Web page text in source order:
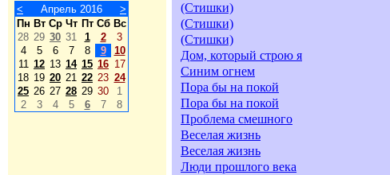
< Апрель 2016
>
Пн Вт Ср Чт Пт Сб Вс
28 29 30 31 1 2
3
4
5 6 7 8 9
10
11 12 13 14 15 16 17
18 19 20 21 22 23 24
25 26 27 28 29 30
1
2
3 4 5 6 7 8
(Стишки)
(Стишки)
(Стишки)
Дом, который строю я
Синим огнем
Пора бы на покой
Пора бы на покой
Проблема смешного
Веселая жизнь
Веселая жизнь
Люди прошлого века